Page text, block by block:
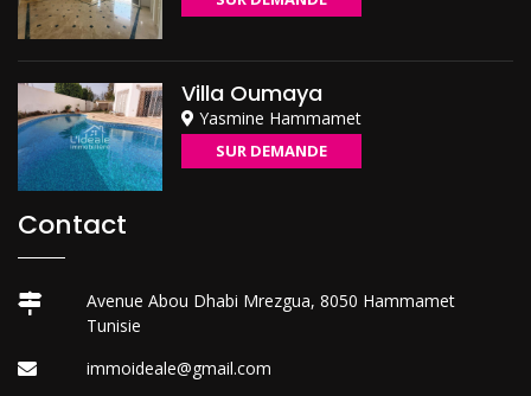
Villa Oumaya
Yasmine Hammamet
SUR DEMANDE
Contact
Avenue Abou Dhabi Mrezgua, 8050 Hammamet
Tunisie
immoideale@gmail.com